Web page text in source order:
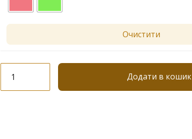
Очистити
"Coveri"
28
Додати в кошик